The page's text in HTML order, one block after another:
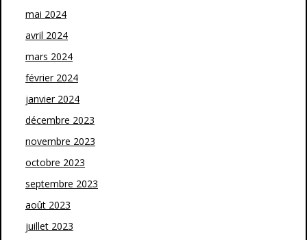
mai 2024
avril 2024
mars 2024
février 2024
janvier 2024
décembre 2023
novembre 2023
octobre 2023
septembre 2023
août 2023
juillet 2023